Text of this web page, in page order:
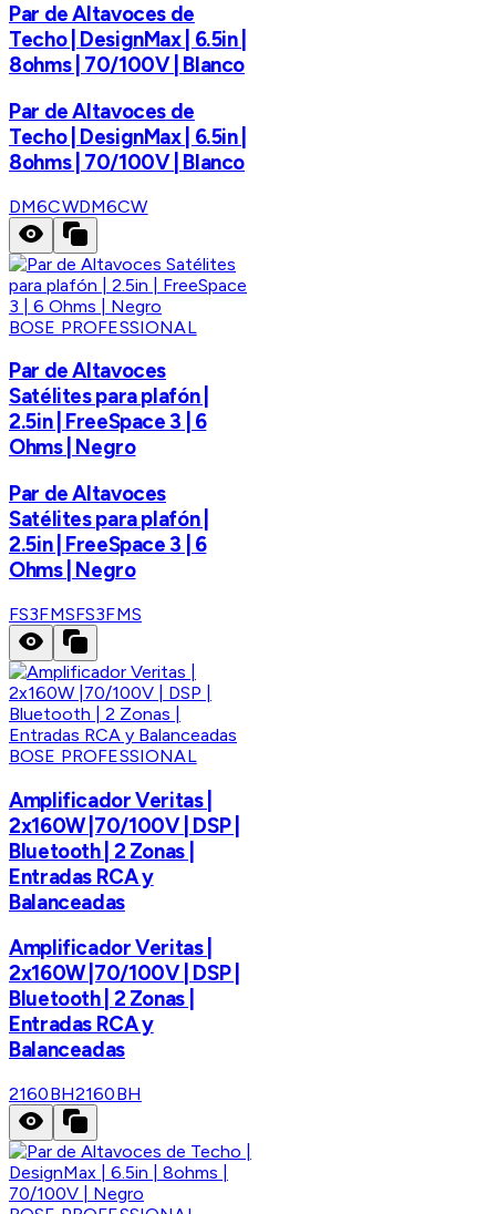
Par de Altavoces de
Techo | DesignMax | 6.5in |
8ohms | 70/100V | Blanco
Par de Altavoces de
Techo | DesignMax | 6.5in |
8ohms | 70/100V | Blanco
DM6CWDM6CW
BOSE PROFESSIONAL
Par de Altavoces
Satélites para plafón |
2.5in | FreeSpace 3 | 6
Ohms | Negro
Par de Altavoces
Satélites para plafón |
2.5in | FreeSpace 3 | 6
Ohms | Negro
FS3FMSFS3FMS
BOSE PROFESSIONAL
Amplificador Veritas |
2x160W |70/100V | DSP |
Bluetooth | 2 Zonas |
Entradas RCA y
Balanceadas
Amplificador Veritas |
2x160W |70/100V | DSP |
Bluetooth | 2 Zonas |
Entradas RCA y
Balanceadas
2160BH2160BH